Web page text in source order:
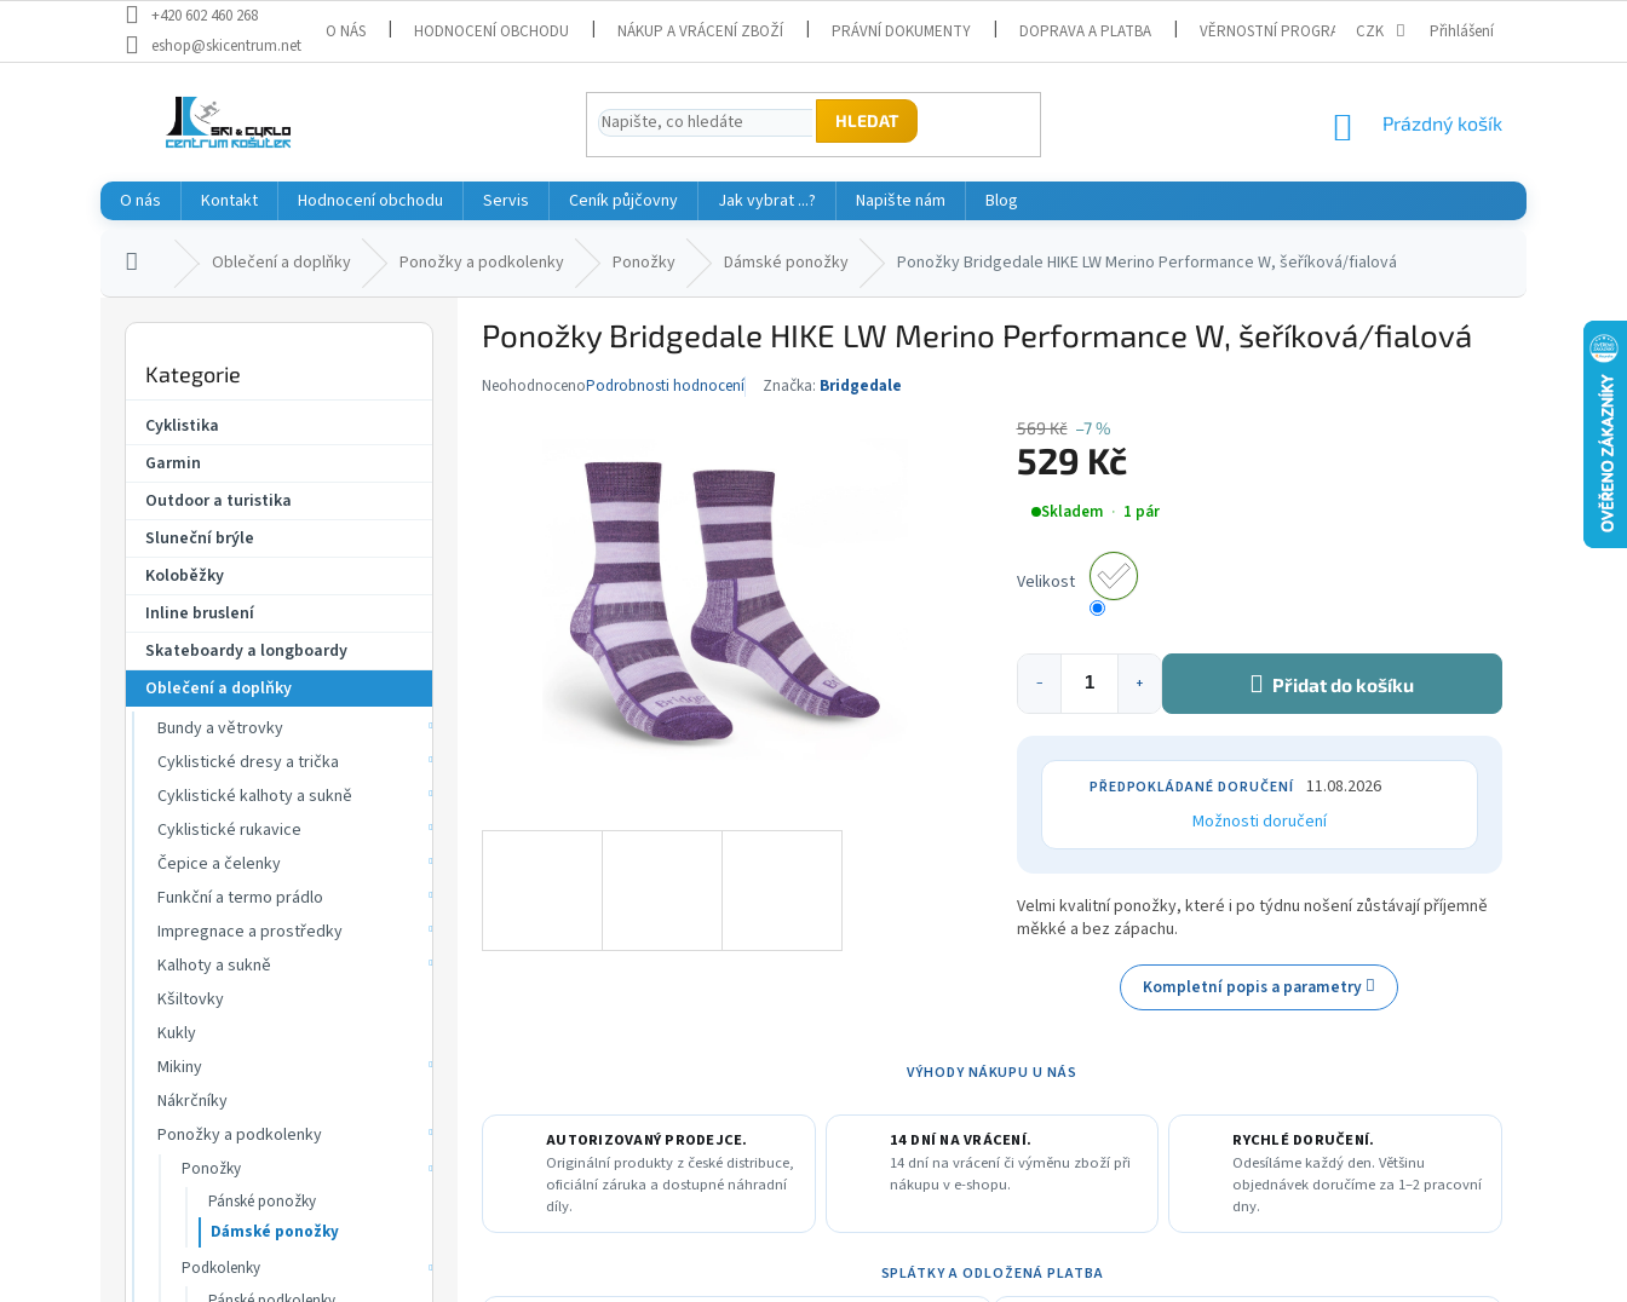
obsah
+420 602 460 268
eshop@skicentrum.net
O NÁS HODNOCENÍ OBCHODU NÁKUP A VRÁCENÍ ZBOŽÍ PRÁVNÍ DOKUMENTY DOPRAVA A PLATBA VĚRNOSTNÍ PROGRAM CZK Přihlášení
HLEDAT
NÁKUPNÍ
Prázdný košík
O nás Kontakt Hodnocení obchodu Servis Ceník půjčovny Jak vybrat ...? Napište nám Blog
Domů Oblečení a doplňky Ponožky a podkolenky Ponožky Dámské ponožky Ponožky Bridgedale HIKE LW Merino Performance W, šeříková/fialová
kategorie
Kategorie
Cyklistika
Garmin
Outdoor a turistika
Sluneční brýle
Koloběžky
Inline bruslení
Skateboardy a longboardy
Oblečení a doplňky
Bundy a větrovky
Cyklistické dresy a trička
Cyklistické kalhoty a sukně
Cyklistické rukavice
Čepice a čelenky
Funkční a termo prádlo
Impregnace a prostředky
Kalhoty a sukně
Kšiltovky
Kukly
Mikiny
Nákrčníky
Ponožky a podkolenky
Ponožky
Pánské ponožky
Dámské ponožky
Podkolenky
Ponožky Bridgedale HIKE LW Merino Performance W, šeříková/fialová
Průměrné
NeohodnocenoPodrobnosti hodnocení Značka: Bridgedale
569 Kč –7 %
529 Kč
Měrná
cena:
Skladem 1 pár
Velikost
+
− Přidat do košíku
11.08.2026
Možnosti doručení
Velmi kvalitní ponožky, které i po týdnu nošení zůstávají příjemně
měkké a bez zápachu.
Kompletní popis a parametry
VÝHODY NÁKUPU U NÁS
AUTORIZOVANÝ PRODEJCE.
Originální produkty z české distribuce,
oficiální záruka a dostupné náhradní
díly.
14 DNÍ NA VRÁCENÍ.
14 dní na vrácení či výměnu zboží při
nákupu v e-shopu.
RYCHLÉ DORUČENÍ.
Odesíláme každý den. Většinu
objednávek doručíme za 1–2 pracovní
dny.
SPLÁTKY A ODLOŽENÁ PLATBA